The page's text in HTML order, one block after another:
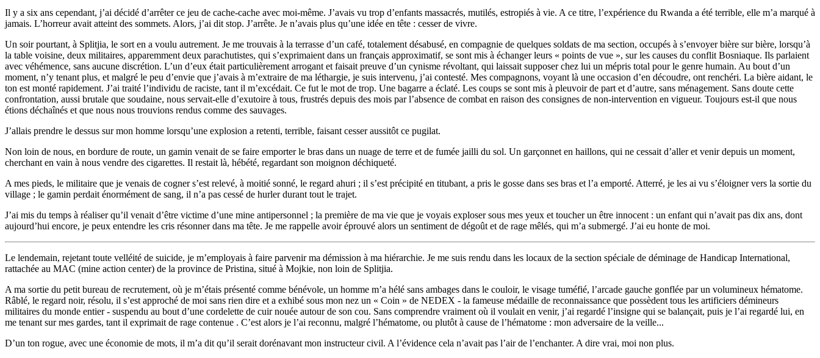
Il y a six ans cependant, j’ai décidé d’arrêter ce jeu de cache-cache avec moi-même. J’avais vu trop d’enfants massacrés, mutilés, estropiés à vie. A ce titre, l’expérience du Rwanda a été terrible, elle m’a marqué à
jamais. L’horreur avait atteint des sommets. Alors, j’ai dit stop. J’arrête. Je n’avais plus qu’une idée en tête : cesser de vivre.
Un soir pourtant, à Splitjia, le sort en a voulu autrement. Je me trouvais à la terrasse d’un café, totalement désabusé, en compagnie de quelques soldats de ma section, occupés à s’envoyer bière sur bière, lorsqu’à
la table voisine, deux militaires, apparemment deux parachutistes, qui s’exprimaient dans un français approximatif, se sont mis à échanger leurs « points de vue », sur les causes du conflit Bosniaque. Ils parlaient
avec véhémence, sans aucune discrétion. L’un d’eux était particulièrement arrogant et faisait preuve d’un cynisme révoltant, qui laissait supposer chez lui un mépris total pour le genre humain. Au bout d’un
moment, n’y tenant plus, et malgré le peu d’envie que j’avais à m’extraire de ma léthargie, je suis intervenu, j’ai contesté. Mes compagnons, voyant là une occasion d’en découdre, ont renchéri. La bière aidant, le
ton est monté rapidement. J’ai traité l’individu de raciste, tant il m’excédait. Ce fut le mot de trop. Une bagarre a éclaté. Les coups se sont mis à pleuvoir de part et d’autre, sans ménagement. Sans doute cette
confrontation, aussi brutale que soudaine, nous servait-elle d’exutoire à tous, frustrés depuis des mois par l’absence de combat en raison des consignes de non-intervention en vigueur. Toujours est-il que nous
étions déchaînés et que nous nous trouvions rendus comme des sauvages.
J’allais prendre le dessus sur mon homme lorsqu’une explosion a retenti, terrible, faisant cesser aussitôt ce pugilat.
Non loin de nous, en bordure de route, un gamin venait de se faire emporter le bras dans un nuage de terre et de fumée jailli du sol. Un garçonnet en haillons, qui ne cessait d’aller et venir depuis un moment,
cherchant en vain à nous vendre des cigarettes. Il restait là, hébété, regardant son moignon déchiqueté.
A mes pieds, le militaire que je venais de cogner s’est relevé, à moitié sonné, le regard ahuri ; il s’est précipité en titubant, a pris le gosse dans ses bras et l’a emporté. Atterré, je les ai vu s’éloigner vers la sortie du
village ; le gamin perdait énormément de sang, il n’a pas cessé de hurler durant tout le trajet.
J’ai mis du temps à réaliser qu’il venait d’être victime d’une mine antipersonnel ; la première de ma vie que je voyais exploser sous mes yeux et toucher un être innocent : un enfant qui n’avait pas dix ans, dont
aujourd’hui encore, je peux entendre les cris résonner dans ma tête. Je me rappelle avoir éprouvé alors un sentiment de dégoût et de rage mêlés, qui m’a submergé. J’ai eu honte de moi.
Le lendemain, rejetant toute velléité de suicide, je m’employais à faire parvenir ma démission à ma hiérarchie. Je me suis rendu dans les locaux de la section spéciale de déminage de Handicap International,
rattachée au MAC (mine action center) de la province de Pristina, situé à Mojkie, non loin de Splitjia.
A ma sortie du petit bureau de recrutement, où je m’étais présenté comme bénévole, un homme m’a hélé sans ambages dans le couloir, le visage tuméfié, l’arcade gauche gonflée par un volumineux hématome.
Râblé, le regard noir, résolu, il s’est approché de moi sans rien dire et a exhibé sous mon nez un « Coin » de NEDEX - la fameuse médaille de reconnaissance que possèdent tous les artificiers démineurs
militaires du monde entier - suspendu au bout d’une cordelette de cuir nouée autour de son cou. Sans comprendre vraiment où il voulait en venir, j’ai regardé l’insigne qui se balançait, puis je l’ai regardé lui, en
me tenant sur mes gardes, tant il exprimait de rage contenue . C’est alors je l’ai reconnu, malgré l’hématome, ou plutôt à cause de l’hématome : mon adversaire de la veille...
D’un ton rogue, avec une économie de mots, il m’a dit qu’il serait dorénavant mon instructeur civil. A l’évidence cela n’avait pas l’air de l’enchanter. A dire vrai, moi non plus.